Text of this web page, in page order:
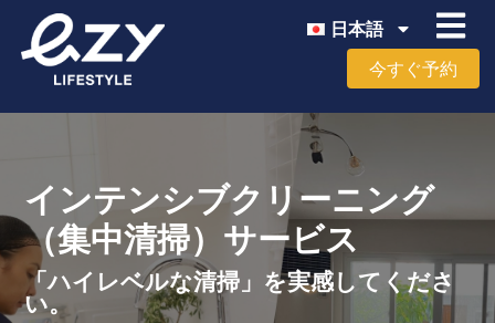
日本語
今すぐ予約
インテンシブクリーニング
（集中清掃）サービス
「ハイレベルな清掃」を実感してくださ
い。